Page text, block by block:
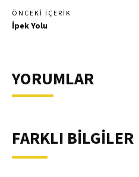
ÖNCEKI İÇERIK
İpek Yolu
YORUMLAR
FARKLI BİLGİLER